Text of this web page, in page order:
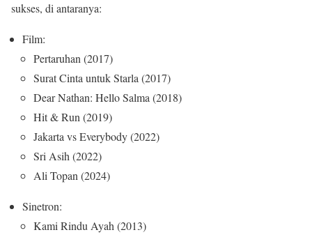
sukses, di antaranya:
Film:
Pertaruhan (2017)
Surat Cinta untuk Starla (2017)
Dear Nathan: Hello Salma (2018)
Hit & Run (2019)
Jakarta vs Everybody (2022)
Sri Asih (2022)
Ali Topan (2024)
Sinetron:
Kami Rindu Ayah (2013)